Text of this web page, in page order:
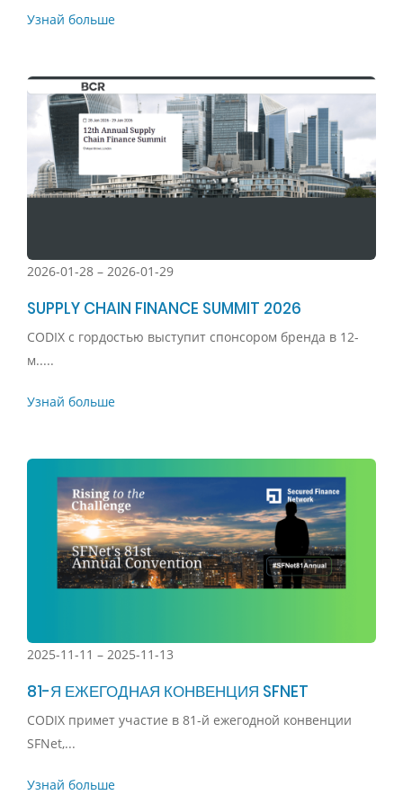
Узнай больше
2026-01-28 – 2026-01-29
SUPPLY CHAIN FINANCE SUMMIT 2026
CODIX с гордостью выступит спонсором бренда в 12-
м.....
Узнай больше
2025-11-11 – 2025-11-13
81-Я ЕЖЕГОДНАЯ КОНВЕНЦИЯ SFNET
CODIX примет участие в 81-й ежегодной конвенции
SFNet,...
Узнай больше